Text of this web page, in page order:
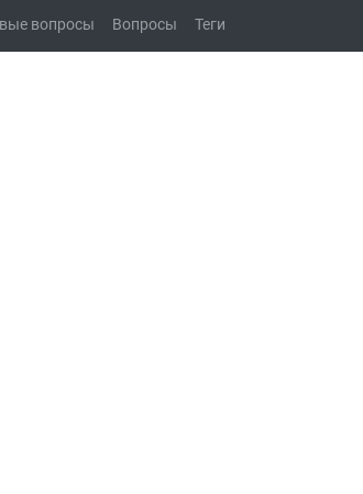
вопросы Вопросы Теги